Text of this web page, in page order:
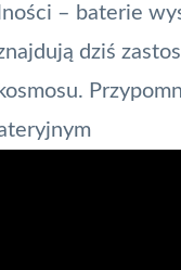
– baterie
dziś